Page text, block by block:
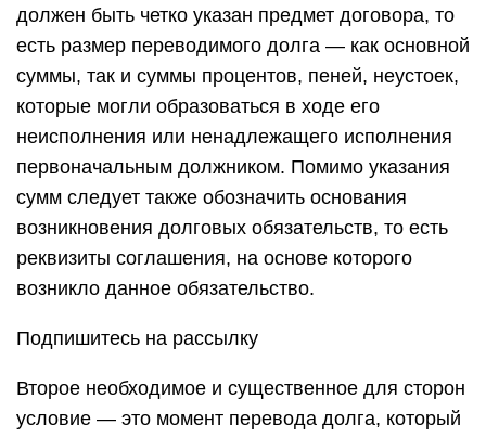
должен быть четко указан предмет договора, то
есть размер переводимого долга — как основной
суммы, так и суммы процентов, пеней, неустоек,
которые могли образоваться в ходе его
неисполнения или ненадлежащего исполнения
первоначальным должником. Помимо указания
сумм следует также обозначить основания
возникновения долговых обязательств, то есть
реквизиты соглашения, на основе которого
возникло данное обязательство.
Подпишитесь на рассылку
Второе необходимое и существенное для сторон
условие — это момент перевода долга, который